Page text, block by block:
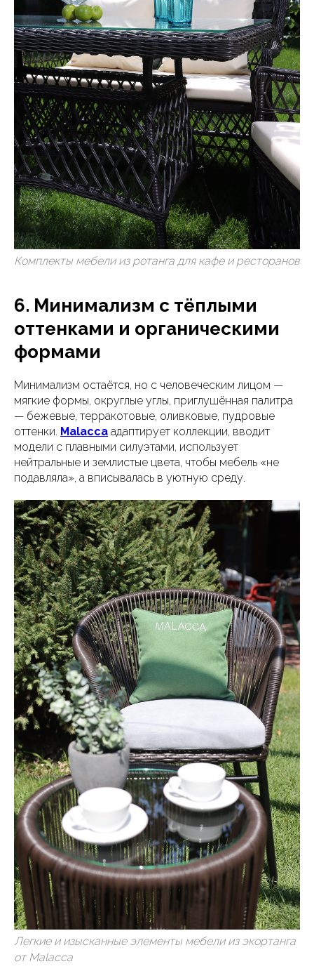
Комплекты мебели из ротанга для кафе и ресторанов
6. Минимализм с тёплыми
оттенками и органическими
формами
Минимализм остаётся, но с человеческим лицом —
мягкие формы, округлые углы, приглушённая палитра
— бежевые, терракотовые, оливковые, пудровые
оттенки. Malacca адаптирует коллекции, вводит
модели с плавными силуэтами, использует
нейтральные и землистые цвета, чтобы мебель «не
подавляла», а вписывалась в уютную среду.
Легкие и изысканные элементы мебели из экортанга
от Malacca